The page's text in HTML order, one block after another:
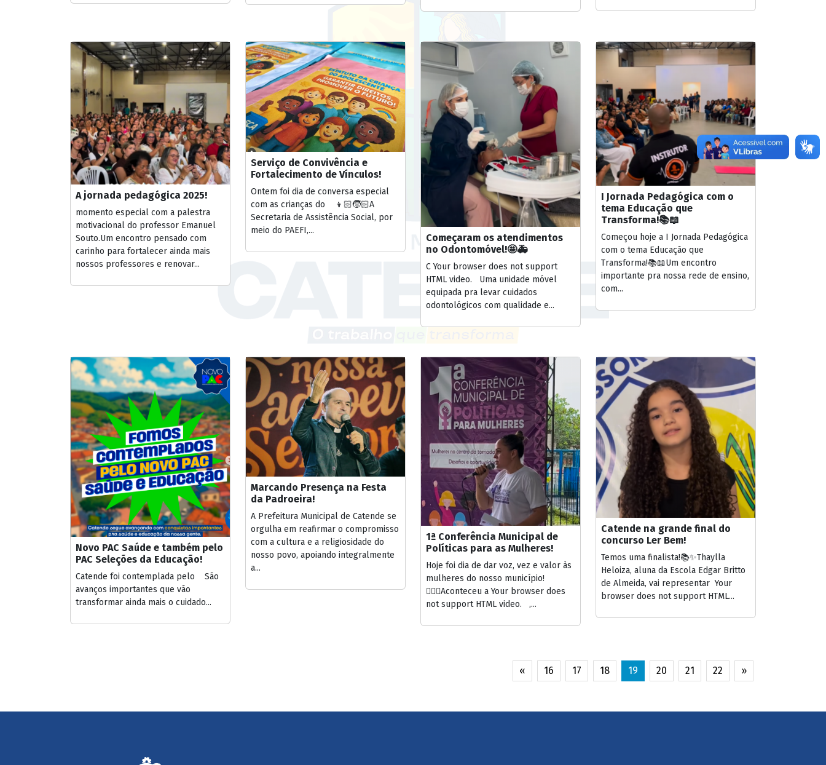
A jornada pedagógica 2025!
momento especial com a palestra
motivacional do professor Emanuel
Souto.Um encontro pensado com
carinho para fortalecer ainda mais
nossos professores e renovar...
Serviço de Convivência e
Fortalecimento de Vínculos!
Ontem foi dia de conversa especial
com as crianças do 👦🏻🧒🏻A
Secretaria de Assistência Social, por
meio do PAEFI,...
Começaram os atendimentos
no Odontomóvel!🤩🚑
C Your browser does not support
HTML video. Uma unidade móvel
equipada pra levar cuidados
odontológicos com qualidade e...
I Jornada Pedagógica com o
tema Educação que
Transforma!📚📖
Começou hoje a I Jornada Pedagógica
com o tema Educação que
Transforma!📚📖Um encontro
importante pra nossa rede de ensino,
com...
Novo PAC Saúde e também pelo
PAC Seleções da Educação!
Catende foi contemplada pelo São
avanços importantes que vão
transformar ainda mais o cuidado...
Marcando Presença na Festa
da Padroeira!
A Prefeitura Municipal de Catende se
orgulha em reafirmar o compromisso
com a cultura e a religiosidade do
nosso povo, apoiando integralmente
a...
1ª Conferência Municipal de
Políticas para as Mulheres!
Hoje foi dia de dar voz, vez e valor às
mulheres do nosso município!
🙋🏻‍♀️Aconteceu a Your browser does
not support HTML video. ,...
Catende na grande final do
concurso Ler Bem!
Temos uma finalista!📚✨Thaylla
Heloiza, aluna da Escola Edgar Britto
de Almeida, vai representar Your
browser does not support HTML...
« 16 17 18 19 20 21 22 »